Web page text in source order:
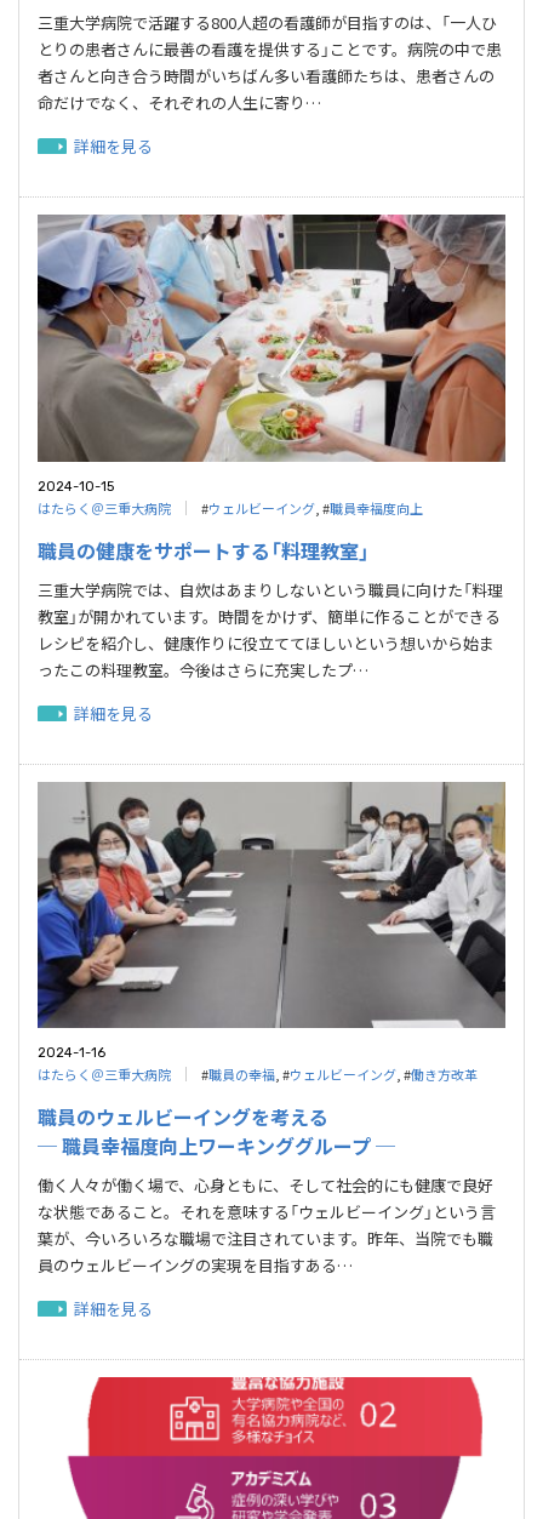
三重大学病院で活躍する800人超の看護師が目指すのは、「一人ひ
とりの患者さんに最善の看護を提供する」ことです。病院の中で患
者さんと向き合う時間がいちばん多い看護師たちは、患者さんの
命だけでなく、それぞれの人生に寄り…
詳細を見る
2024-10-15
はたらく＠三重大病院 #ウェルビーイング , #職員幸福度向上
職員の健康をサポートする「料理教室」
三重大学病院では、自炊はあまりしないという職員に向けた「料理
教室」が開かれています。時間をかけず、簡単に作ることができる
レシピを紹介し、健康作りに役立ててほしいという想いから始ま
ったこの料理教室。今後はさらに充実したプ…
詳細を見る
2024-1-16
はたらく＠三重大病院 #職員の幸福 , #ウェルビーイング , #働き方改革
職員のウェルビーイングを考える
─ 職員幸福度向上ワーキンググループ ─
働く人々が働く場で、心身ともに、そして社会的にも健康で良好
な状態であること。それを意味する「ウェルビーイング」という言
葉が、今いろいろな職場で注目されています。昨年、当院でも職
員のウェルビーイングの実現を目指すある…
詳細を見る